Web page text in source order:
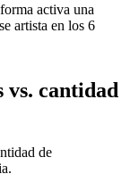
activa una
artista en los 6
vs. cantidad
de